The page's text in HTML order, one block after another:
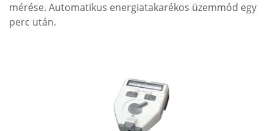
mérése. Automatikus energiatakarékos üzemmód egy
perc után.